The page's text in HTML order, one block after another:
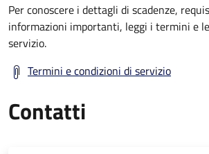
Per conoscere i dettagli di scadenze,
informazioni importanti, leggi i termini e
servizio.
Termini e condizioni di servizio
Contatti